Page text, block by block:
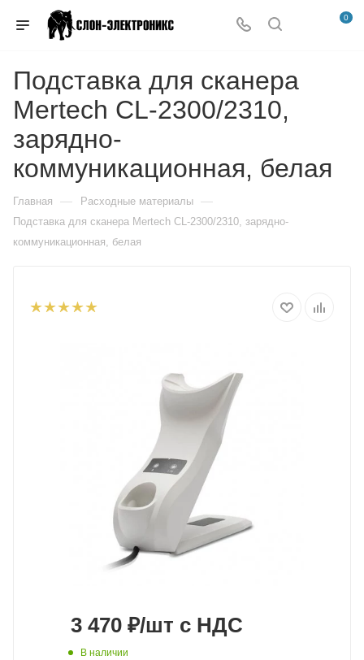
0
Подставка для сканера
Mertech CL-2300/2310,
зарядно-
коммуникационная, белая
Главная — Расходные материалы —
Подставка для сканера Mertech CL-2300/2310, зарядно-
коммуникационная, белая
3 470 ₽/шт с НДС
В наличии